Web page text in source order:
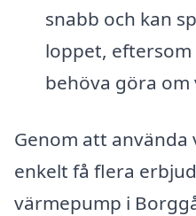
snabb och kan
loppet,
behöva göra om
Genom att
enkelt få flera
värmepump i